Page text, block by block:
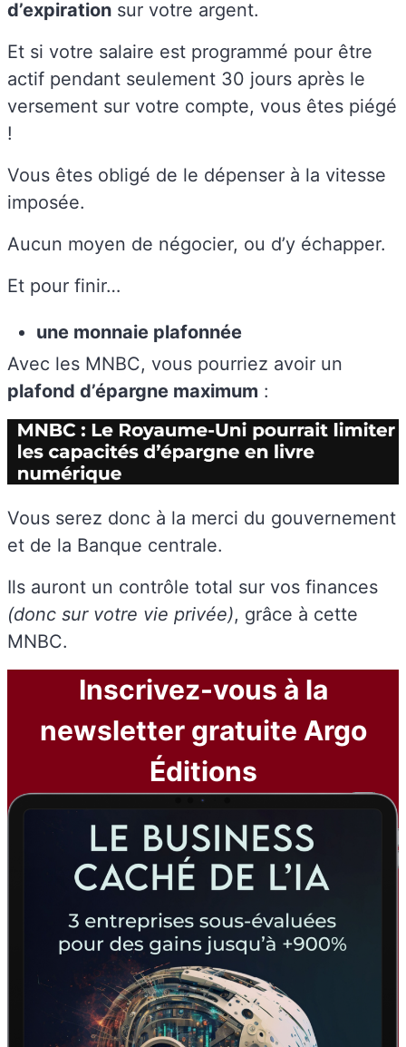
d’expiration sur votre argent.
Et si votre salaire est programmé pour être
actif pendant seulement 30 jours après le
versement sur votre compte, vous êtes piégé
!
Vous êtes obligé de le dépenser à la vitesse
imposée.
Aucun moyen de négocier, ou d’y échapper.
Et pour finir…
une monnaie plafonnée
Avec les MNBC, vous pourriez avoir un
plafond d’épargne maximum :
Vous serez donc à la merci du gouvernement
et de la Banque centrale.
Ils auront un contrôle total sur vos finances
(donc sur votre vie privée), grâce à cette
MNBC.
Inscrivez-vous à la
newsletter gratuite Argo
Éditions